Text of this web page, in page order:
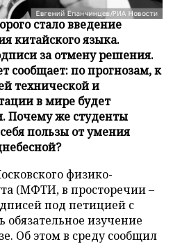
МФТИ возник
стало введение
китайского языка.
за отмену решения.
сообщает: по прогнозам, к
технической и
в мире будет
Почему же студенты
пользы от умения
физико-
(МФТИ, в просторечии –
под петицией с
изучение
Об этом в среду сообщил